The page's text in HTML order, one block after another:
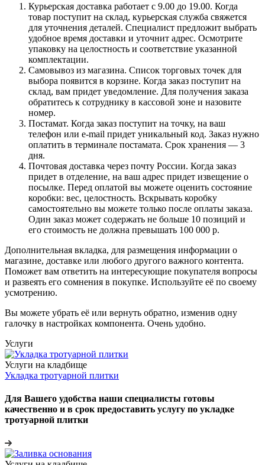
Курьерская доставка работает с 9.00 до 19.00. Когда
товар поступит на склад, курьерская служба свяжется
для уточнения деталей. Специалист предложит выбрать
удобное время доставки и уточнит адрес. Осмотрите
упаковку на целостность и соответствие указанной
комплектации.
Самовывоз из магазина. Список торговых точек для
выбора появится в корзине. Когда заказ поступит на
склад, вам придет уведомление. Для получения заказа
обратитесь к сотруднику в кассовой зоне и назовите
номер.
Постамат. Когда заказ поступит на точку, на ваш
телефон или e-mail придет уникальный код. Заказ нужно
оплатить в терминале постамата. Срок хранения — 3
дня.
Почтовая доставка через почту России. Когда заказ
придет в отделение, на ваш адрес придет извещение о
посылке. Перед оплатой вы можете оценить состояние
коробки: вес, целостность. Вскрывать коробку
самостоятельно вы можете только после оплаты заказа.
Один заказ может содержать не больше 10 позиций и
его стоимость не должна превышать 100 000 р.
Дополнительная вкладка, для размещения информации о
магазине, доставке или любого другого важного контента.
Поможет вам ответить на интересующие покупателя вопросы
и развеять его сомнения в покупке. Используйте её по своему
усмотрению.
Вы можете убрать её или вернуть обратно, изменив одну
галочку в настройках компонента. Очень удобно.
Услуги
Услуги на кладбище
Укладка тротуарной плитки
Для Вашего удобства наши специалисты готовы
качественно и в срок предоставить услугу по укладке
тротуарной плитки